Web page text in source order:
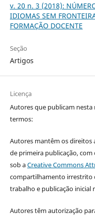
v. 20 n. 3 (2018):
IDIOMAS SEM
FORMAÇÃO DOCENTE
Seção
Artigos
Licença
Autores que publicam
termos:
Autores mantêm os direitos
de primeira publicação,
sob aCreative Commons
compartilhamento irrestrito
trabalho e publicação inicial
Autores têm autorização